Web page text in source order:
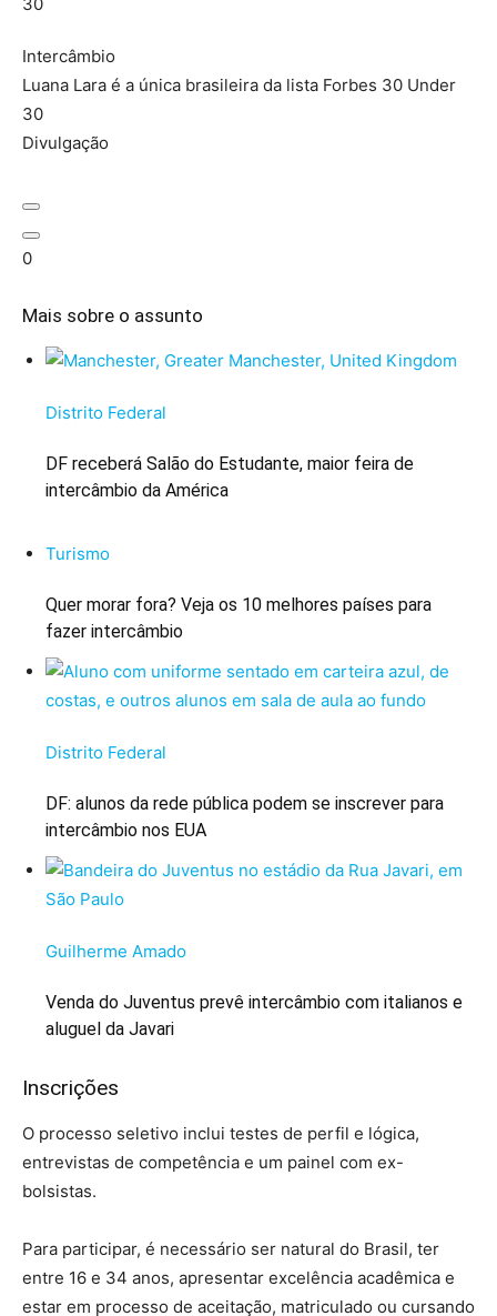
Intercâmbio
Luana Lara é a única brasileira da lista Forbes 30 Under
30
Divulgação
0
Mais sobre o assunto
Distrito Federal
DF receberá Salão do Estudante, maior feira de
intercâmbio da América
Turismo
Quer morar fora? Veja os 10 melhores países para
fazer intercâmbio
Distrito Federal
DF: alunos da rede pública podem se inscrever para
intercâmbio nos EUA
Guilherme Amado
Venda do Juventus prevê intercâmbio com italianos e
aluguel da Javari
Inscrições
O processo seletivo inclui testes de perfil e lógica,
entrevistas de competência e um painel com ex-
bolsistas.
Para participar, é necessário ser natural do Brasil, ter
entre 16 e 34 anos, apresentar excelência acadêmica e
estar em processo de aceitação, matriculado ou cursando